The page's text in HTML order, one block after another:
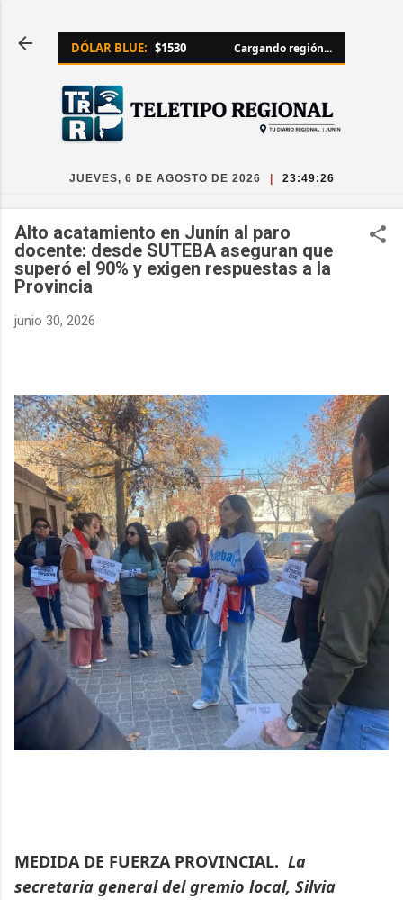
DÓLAR BLUE: $1530 Cargando región...
JUEVES, 6 DE AGOSTO DE 2026 23:49:28
Alto acatamiento en Junín al paro
docente: desde SUTEBA aseguran que
superó el 90% y exigen respuestas a la
Provincia
junio 30, 2026
MEDIDA DE FUERZA PROVINCIAL. La
secretaria general del gremio local, Silvia